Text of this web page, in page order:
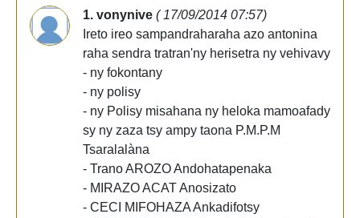
1. vonynive ( 17/09/2014 07:57)
Ireto ireo sampandraharaha azo antonina
raha sendra tratran'ny herisetra ny vehivavy
- ny fokontany
- ny polisy
- ny Polisy misahana ny heloka mamoafady
sy ny zaza tsy ampy taona P.M.P.M
Tsaralalàna
- Trano AROZO Andohatapenaka
- MIRAZO ACAT Anosizato
- CECI MIFOHAZA Ankadifotsy